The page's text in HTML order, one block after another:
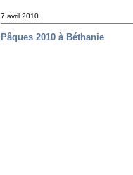
7 avril 2010
Pâques 2010 à Béthanie